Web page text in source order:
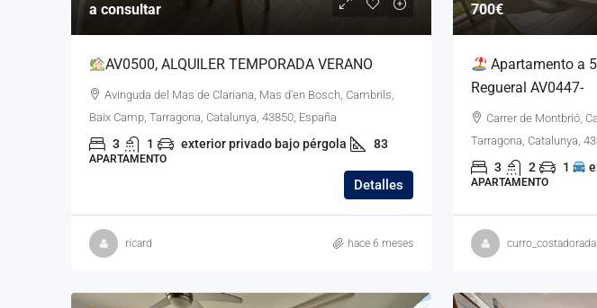
a consultar
AV0500, ALQUILER TEMPORADA VERANO
Avinguda del Mas de Clariana, Mas d'en Bosch, Cambrils,
Baix Camp, Tarragona, Catalunya, 43850, España
3 1 exterior privado bajo pérgola 83
APARTAMENTO
Detalles
ricard hace 6 meses
700€
Apartamento a
Regueral AV0447-
Carrer de Montbrió,
Tarragona, Catalunya,
3 2 1
APARTAMENTO
curro_costadorada